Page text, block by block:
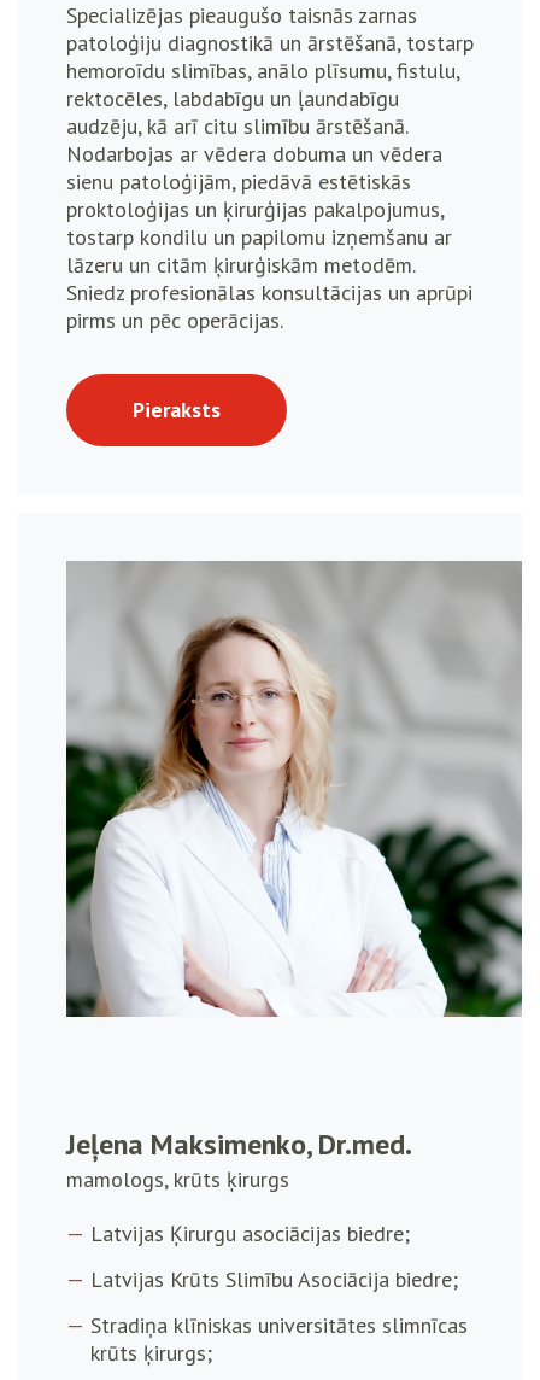
Specializējas pieaugušo taisnās zarnas
patoloģiju diagnostikā un ārstēšanā, tostarp
hemoroīdu slimības, anālo plīsumu, fistulu,
rektocēles, labdabīgu un ļaundabīgu
audzēju, kā arī citu slimību ārstēšanā.
Nodarbojas ar vēdera dobuma un vēdera
sienu patoloģijām, piedāvā estētiskās
proktoloģijas un ķirurģijas pakalpojumus,
tostarp kondilu un papilomu izņemšanu ar
lāzeru un citām ķirurģiskām metodēm.
Sniedz profesionālas konsultācijas un aprūpi
pirms un pēc operācijas.
Pieraksts
Jeļena Maksimenko, Dr.med.
mamologs, krūts ķirurgs
Latvijas Ķirurgu asociācijas biedre;
Latvijas Krūts Slimību Asociācija biedre;
Stradiņa klīniskas universitātes slimnīcas
krūts ķirurgs;